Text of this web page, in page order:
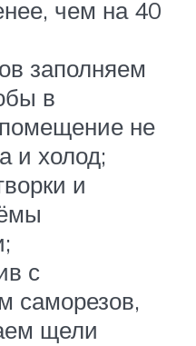
чем на 40
заполняем
в
не
и холод;
и
с
саморезов,
щели